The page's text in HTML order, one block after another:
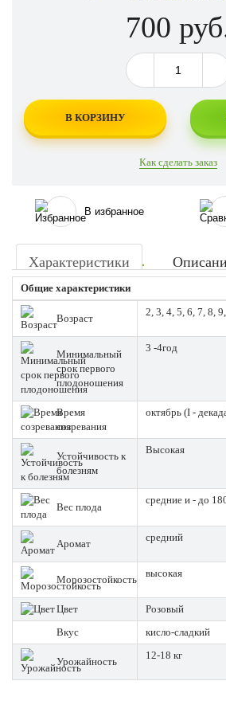
700
В КОРЗИНУ
Как сделать заказ
В избранное
Характеристики
Общие характеристики
Возраст
2, 3, 4, 5, 6, 7, 8,
Минимальный
срок первого
плодоношения
3 -4год
Время
созревания
октябрь (I -
Устойчивость к
болезням
Высокая
Вес плода
средние и - до
Аромат
средний
Морозостойкость
высокая
Цвет
Розовый
Вкус
кисло-сладкий
Урожайность
12-18 кг